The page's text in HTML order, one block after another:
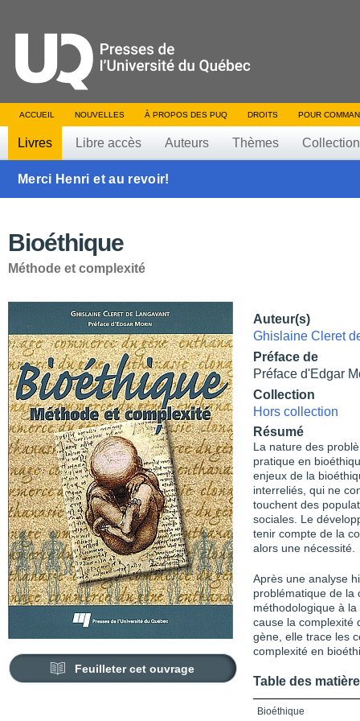
ACCUEIL NOUVELLES À PROPOS DES PUQ DROITS POUR
Livres Libre accès Auteurs Thèmes
Merci Henri et au revoir!
Bioéthique
Méthode et complexité
Feuilleter cet ouvrage
Auteur(s)
Ghislaine Cleret
Préface de
Préface d'Edgar
Collection
Hors collection
Résumé
La nature des
pratique en
enjeux de la
interreliés, qui ne
touchent des
sociales. Le
tenir compte de la
alors une nécessité.
Après une analyse
problématique de la
méthodologique à
cause la complexité
gène, elle trace les
complexité en
Table des
Bioéthique